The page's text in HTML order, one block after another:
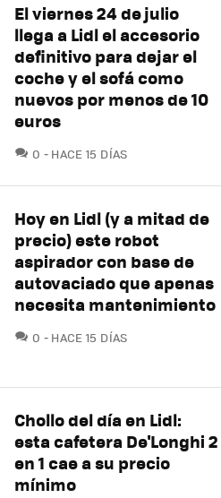
El viernes 24 de julio
llega a Lidl el accesorio
definitivo para dejar el
coche y el sofá como
nuevos por menos de 10
euros
0 COMENTARIOS
HACE 15 DÍAS
Hoy en Lidl (y a mitad de
precio) este robot
aspirador con base de
autovaciado que apenas
necesita mantenimiento
0 COMENTARIOS
HACE 15 DÍAS
Chollo del día en Lidl:
esta cafetera De'Longhi 2
en 1 cae a su precio
mínimo